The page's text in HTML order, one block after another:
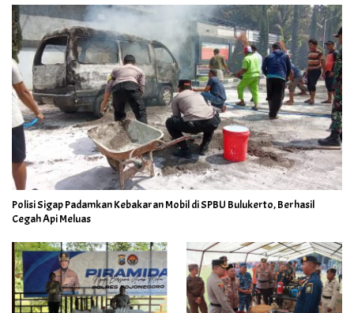
Polisi Sigap Padamkan Kebakaran Mobil di SPBU Bulukerto, Berhasil
Cegah Api Meluas